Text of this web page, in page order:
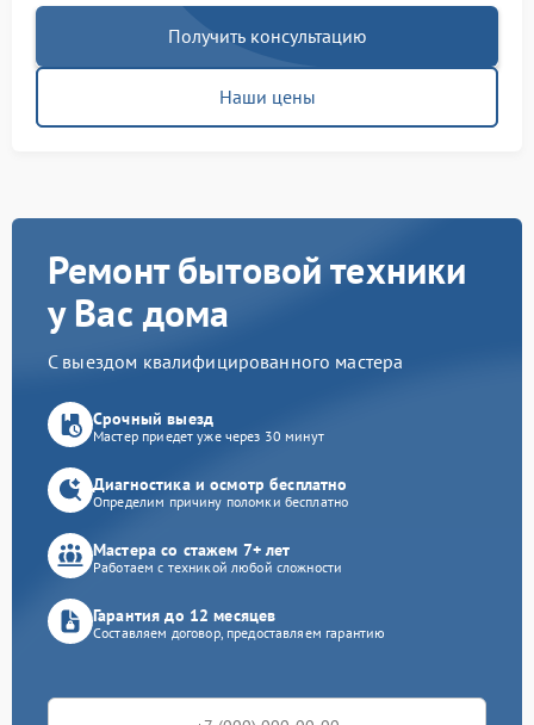
Получить консультацию
Наши цены
Ремонт бытовой техники
у Вас дома
С выездом квалифицированного мастера
Срочный выезд
Мастер приедет уже через 30 минут
Диагностика и осмотр бесплатно
Определим причину поломки бесплатно
Мастера со стажем 7+ лет
Работаем с техникой любой сложности
Гарантия до 12 месяцев
Составляем договор, предоставляем гарантию